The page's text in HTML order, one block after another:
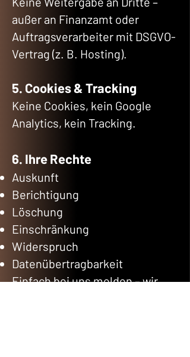
außer an Finanzamt oder
Auftragsverarbeiter mit DSGVO-
Vertrag (z. B. Hosting).
5. Cookies & Tracking
Keine Cookies, kein Google
Analytics, kein Tracking.
6. Ihre Rechte
Auskunft
Berichtigung
Löschung
Einschränkung
Widerspruch
Datenübertragbarkeit
Einfach bei uns melden – wir